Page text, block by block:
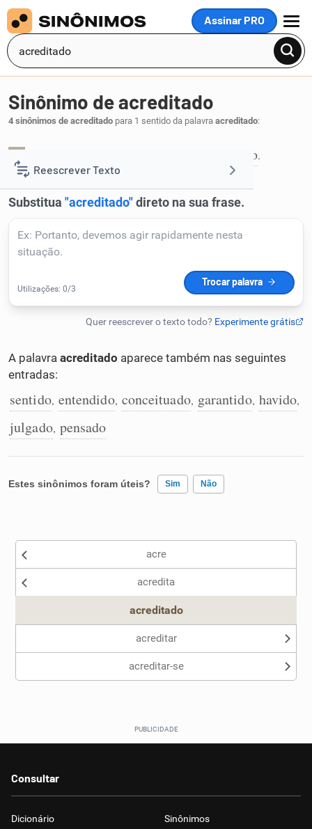
Assinar PRO
MENU
Reescrever Texto
Resumir Texto
Corrigir Texto
Detector de IA
Humanizador de IA
Cata-letras
Caça-palavras
Sinônimos
Sinônimo de acreditado
4 sinônimos de acreditado para 1 sentido da palavra acreditado:
ortodoxo.
A palavra acreditado aparece também nas seguintes
entradas:
sentido, entendido, conceituado, garantido, havido,
julgado, pensado
Estes sinônimos foram úteis? Sim Não
Nenhum dos sinônimos apresentados me ajudou
acre
acredita
acreditado
acreditar
acreditar-se
Consultar
Dicionário Sinônimos